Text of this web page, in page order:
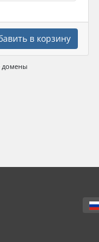
в корзину
домены